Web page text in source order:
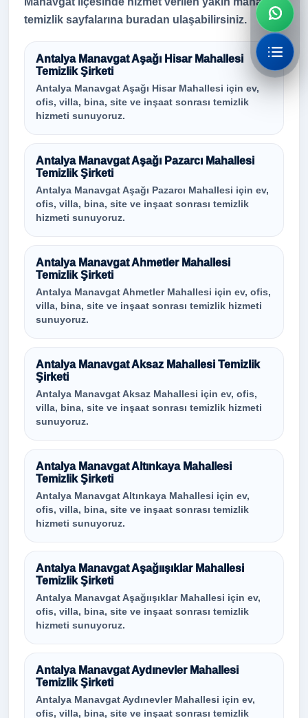
temizlik sayfalarına buradan ulaşabilirsiniz.
Antalya Manavgat Aşağı Hisar Mahallesi
Temizlik Şirketi
Antalya Manavgat Aşağı Hisar Mahallesi için ev,
ofis, villa, bina, site ve inşaat sonrası temizlik
hizmeti sunuyoruz.
Antalya Manavgat Aşağı Pazarcı Mahallesi
Temizlik Şirketi
Antalya Manavgat Aşağı Pazarcı Mahallesi için ev,
ofis, villa, bina, site ve inşaat sonrası temizlik
hizmeti sunuyoruz.
Antalya Manavgat Ahmetler Mahallesi
Temizlik Şirketi
Antalya Manavgat Ahmetler Mahallesi için ev, ofis,
villa, bina, site ve inşaat sonrası temizlik hizmeti
sunuyoruz.
Antalya Manavgat Aksaz Mahallesi Temizlik
Şirketi
Antalya Manavgat Aksaz Mahallesi için ev, ofis,
villa, bina, site ve inşaat sonrası temizlik hizmeti
sunuyoruz.
Antalya Manavgat Altınkaya Mahallesi
Temizlik Şirketi
Antalya Manavgat Altınkaya Mahallesi için ev,
ofis, villa, bina, site ve inşaat sonrası temizlik
hizmeti sunuyoruz.
Antalya Manavgat Aşağıışıklar Mahallesi
Temizlik Şirketi
Antalya Manavgat Aşağıışıklar Mahallesi için ev,
ofis, villa, bina, site ve inşaat sonrası temizlik
hizmeti sunuyoruz.
Antalya Manavgat Aydınevler Mahallesi
Temizlik Şirketi
Antalya Manavgat Aydınevler Mahallesi için ev,
ofis, villa, bina, site ve inşaat sonrası temizlik